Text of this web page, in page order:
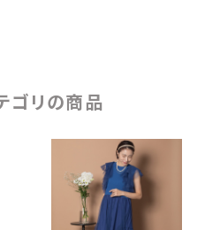
ゴリの商品